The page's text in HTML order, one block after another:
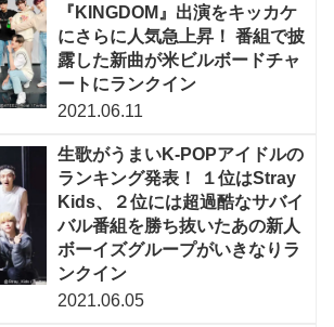
『KINGDOM』出演をキッカケ
にさらに人気急上昇！ 番組で披
露した新曲が米ビルボードチャ
ートにランクイン
2021.06.11
生歌がうまいK-POPアイドルの
ランキング発表！ １位はStray
Kids、２位には超過酷なサバイ
バル番組を勝ち抜いたあの新人
ボーイズグループがいきなりラ
ンクイン
2021.06.05